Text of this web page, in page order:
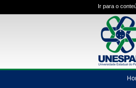
Ir para o